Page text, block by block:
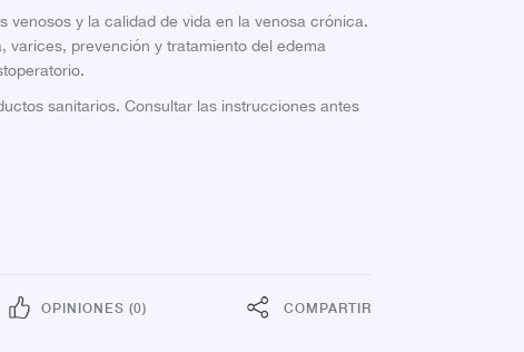
venosos y la calidad de vida en la venosa crónica.
varices, prevención y tratamiento del edema
sanitarios. Consultar las instrucciones antes
OPINIONES (0) COMPARTIR